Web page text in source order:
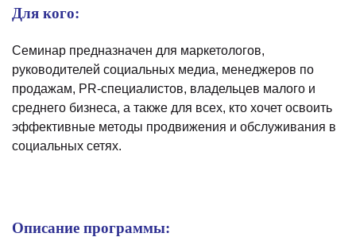
Для кого:
Семинар предназначен для маркетологов,
руководителей социальных медиа, менеджеров по
продажам, PR-специалистов, владельцев малого и
среднего бизнеса, а также для всех, кто хочет освоить
эффективные методы продвижения и обслуживания в
социальных сетях.
Описание программы: